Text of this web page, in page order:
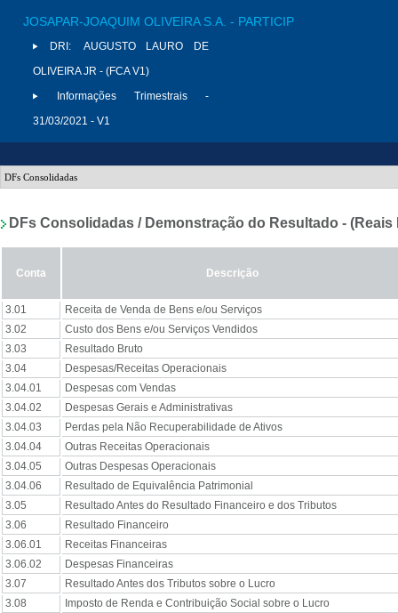
JOSAPAR-JOAQUIM OLIVEIRA S.A. - PARTICIP
DRI:
AUGUSTO LAURO DE
OLIVEIRA JR - (FCA V1)
Informações Trimestrais -
31/03/2021 - V1